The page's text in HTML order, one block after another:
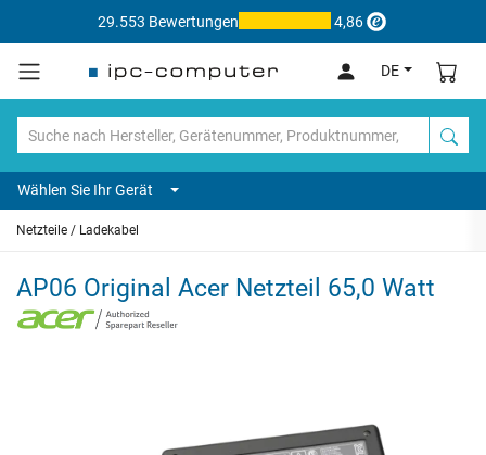
29.553 Bewertungen 4,86
DE
Wählen Sie Ihr Gerät
Netzteile / Ladekabel
AP06 Original Acer Netzteil 65,0 Watt